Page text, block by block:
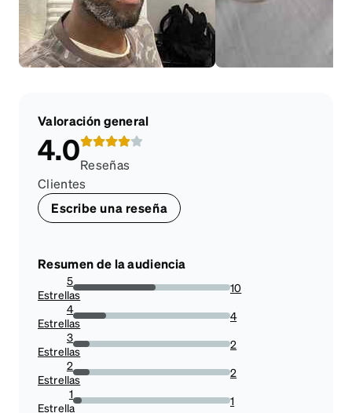
Valoración general
4.0Reseñas
Clientes
Escribe una reseña
Resumen de la audiencia
5
Estrellas52.63157894736842%
10
4
Estrellas21.052631578947366%
4
3
Estrellas10.526315789473683%
2
2
Estrellas10.526315789473683%
2
1
Estrella5.263157894736842%
1